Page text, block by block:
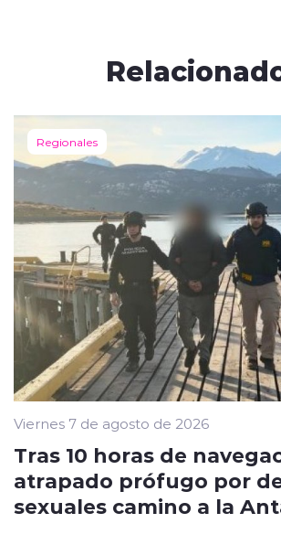
Regionales
Viernes 7 de agosto de 2026
Tras 10 horas de
atrapado prófugo por
sexuales camino a la